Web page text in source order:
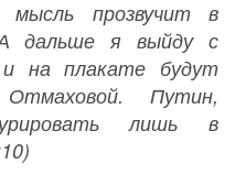
прозвучит в
дальше я выйду с
на плакате будут
Путин,
лишь в